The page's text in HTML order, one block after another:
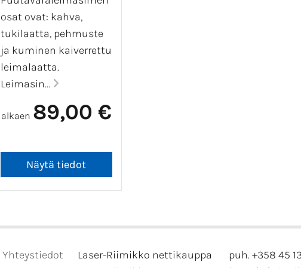
osat ovat: kahva,
tukilaatta, pehmuste
ja kuminen kaiverrettu
leimalaatta.
Leimasin...
alkaen 89,00 €
Yhteystiedot
Laser-Riimikko nettikauppa
puh. +358 45